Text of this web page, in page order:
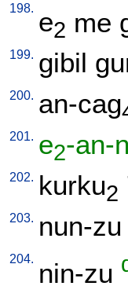
198. e2 me
199. gibil
200. an-cag
201. e2-an-
202. kurku2
203. nun-zu
204. nin-zu